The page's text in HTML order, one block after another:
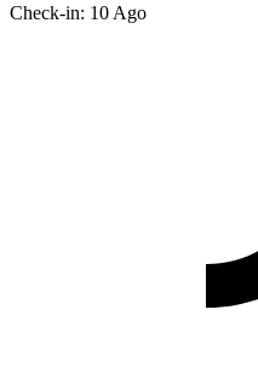
Check-in: 10 Ago